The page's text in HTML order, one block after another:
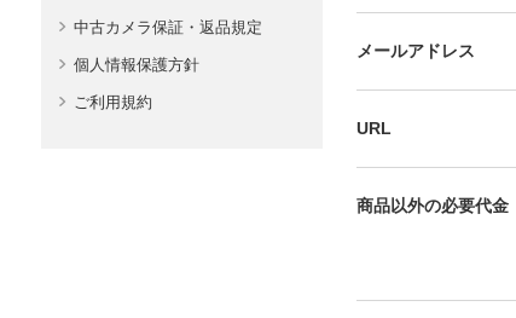
メールアドレス
URL
商品以外の必要代金
中古カメラ保証・返品規定
個人情報保護方針
ご利用規約